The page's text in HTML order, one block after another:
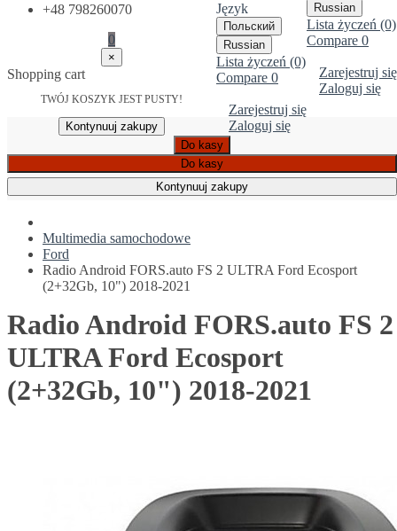
Russian
Lista życzeń (0)
Compare 0
Zarejestruj się
Zaloguj się
Język
Польский
Russian
Lista życzeń (0)
Compare 0
Zarejestruj się
Zaloguj się
+48 798260070
0
×
Shopping cart
TWÓJ KOSZYK JEST PUSTY!
Kontynuuj zakupy
Do kasy
Do kasy
Kontynuuj zakupy
Multimedia samochodowe
Ford
Radio Android FORS.auto FS 2 ULTRA Ford Ecosport
(2+32Gb, 10") 2018-2021
Radio Android FORS.auto FS 2
ULTRA Ford Ecosport
(2+32Gb, 10") 2018-2021